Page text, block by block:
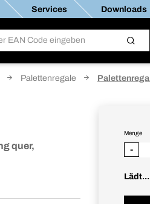
Services Downloads
Palettenregale Palettenregal
quer,
Menge
-
Lädt...